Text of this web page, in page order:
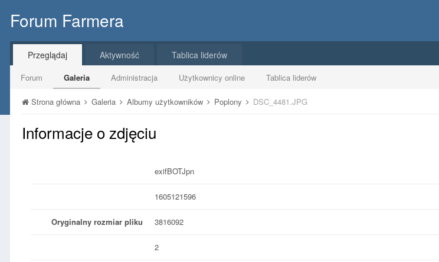
Forum Farmera
Przeglądaj
Forum Galeria Administracja Użytkownicy online Tablica liderów
Aktywność Tablica liderów
Strona główna Galeria Albumy użytkowników Poplony DSC_4481.JPG
Informacje o zdjęciu
exifBOTJpn
1605121596
Oryginalny rozmiar pliku 3816092
2